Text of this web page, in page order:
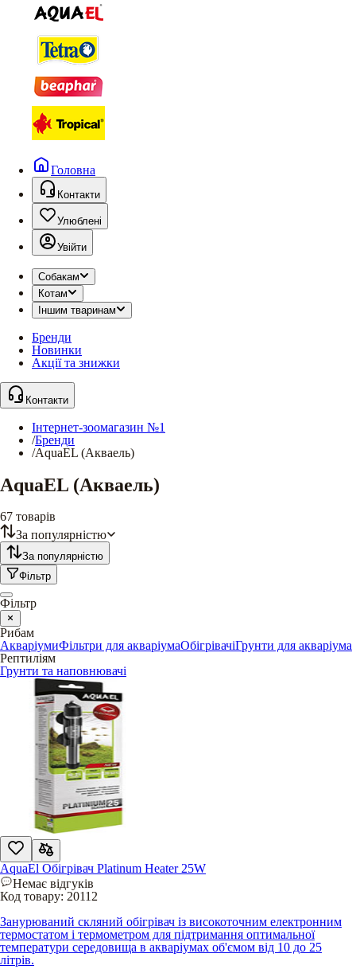
Головна
Контакти
Улюблені
Увійти
Собакам
Котам
Іншим тваринам
Бренди
Новинки
Акції та знижки
Контакти
Інтернет-зоомагазин №1
/Бренди
/AquaEL (Акваель)
AquaEL (Акваель)
67 товарів
За популярністю
За популярністю
Фільтр
Фільтр
Рибам
АкваріумиФільтри для акваріумаОбігрівачіГрунти для акваріума
Рептиліям
Грунти та наповнювачі
AquaEl Обігрівач Platinum Heater 25W
Немає відгуків
Код товару: 20112
Занурюваний скляний обігрівач із високоточним електронним
термостатом і термометром для підтримання оптимальної
температури середовища в акваріумах об'ємом від 10 до 25
літрів.